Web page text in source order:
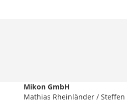
Mikon GmbH
Mathias Rheinländer / Steffen